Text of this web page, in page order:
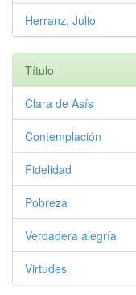
Herranz, Julio
Título
Clara de Asís
Contemplación
Fidelidad
Pobreza
Verdadera alegría
Virtudes